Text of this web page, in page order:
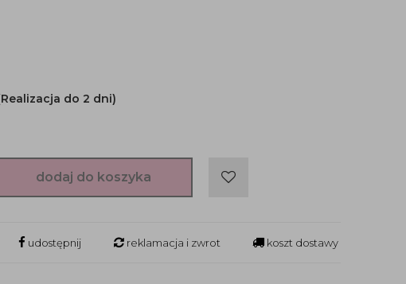
do 2 dni)
dodaj do koszyka
udostępnij reklamacja i zwrot koszt dostawy